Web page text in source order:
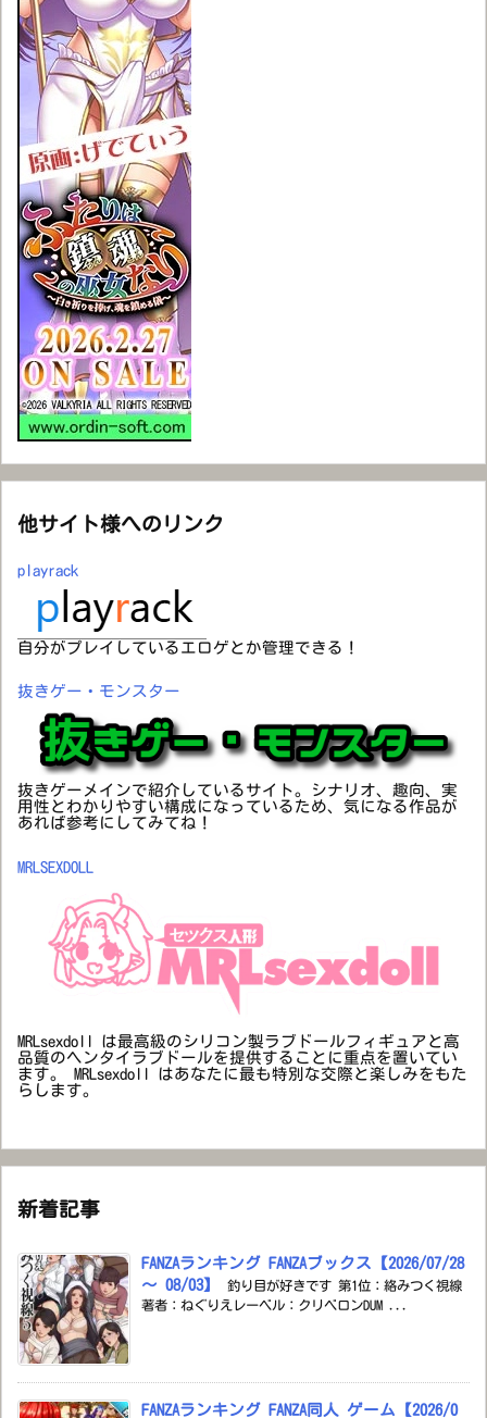
他サイト様へのリンク
playrack
自分がプレイしているエロゲとか管理できる！
抜きゲー・モンスター
抜きゲーメインで紹介しているサイト。シナリオ、趣向、実
用性とわかりやすい構成になっているため、気になる作品が
あれば参考にしてみてね！
MRLSEXDOLL
MRLsexdoll は最高級のシリコン製ラブドールフィギュアと高
品質のヘンタイラブドールを提供することに重点を置いてい
ます。 MRLsexdoll はあなたに最も特別な交際と楽しみをもた
らします。
新着記事
FANZAランキング FANZAブックス【2026/07/28
～ 08/03】
釣り目が好きです 第1位：絡みつく視線
著者：ねぐりえレーベル：クリベロンDUM ...
FANZAランキング FANZA同人 ゲーム【2026/0